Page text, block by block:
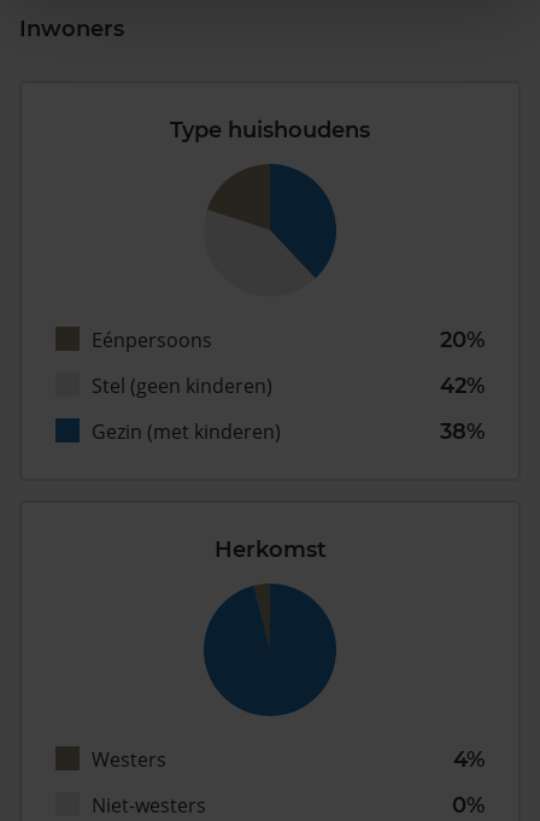
Inwoners
Type huishoudens
Eénpersoons
20%
Stel (geen kinderen)
42%
Gezin (met kinderen)
38%
Herkomst
Westers
4%
Niet-westers
0%